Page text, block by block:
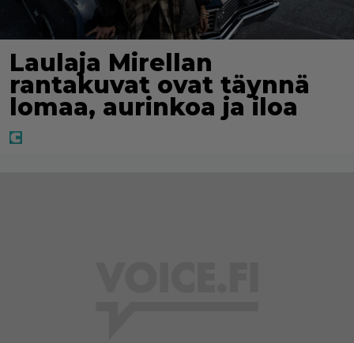
Laulaja Mirellan
rantakuvat ovat täynnä
lomaa, aurinkoa ja iloa